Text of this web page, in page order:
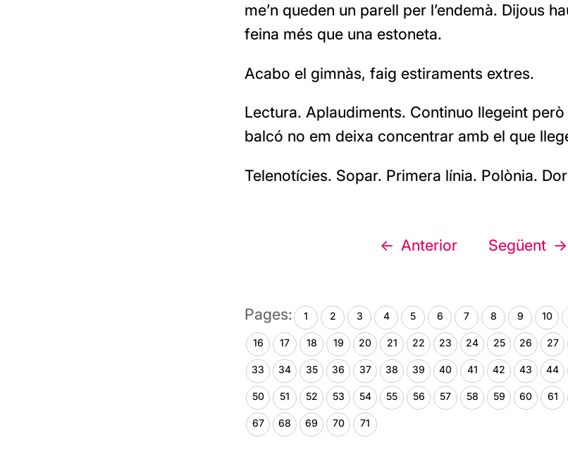
me’n queden un parell per l’endemà. Dijous
feina més que una estoneta.
Acabo el gimnàs, faig estiraments extres.
Lectura. Aplaudiments. Continuo llegeint
balcó no em deixa concentrar amb el que
Telenotícies. Sopar. Primera línia. Polònia.
Anterior Següent
Pages: 1 2 3 4 5 6 7 8 9 10
16 17 18 19 20 21 22 23 24 25 26 27
33 34 35 36 37 38 39 40 41 42 43 44
50 51 52 53 54 55 56 57 58 59 60 61
67 68 69 70 71